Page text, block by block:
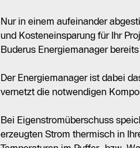
Nur in einem aufeinander
und Kosteneinsparung für Ihr
Buderus Energiemanager
Der Energiemanager ist dabei
vernetzt die notwendigen
Bei Eigenstromüberschuss
erzeugten Strom thermisch in